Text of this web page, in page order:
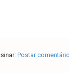
Postar